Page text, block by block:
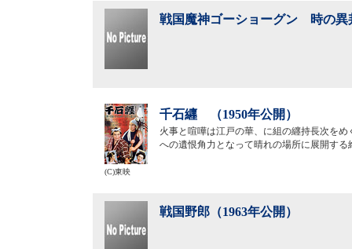
戦国魔神ゴーショーグン 時の異
千石纒 （1950年公開）
火事と喧嘩は江戸の華、に組の纒持長次を
への遺恨角力となって晴れの場所に展開する
(C)東映
戦国野郎（1963年公開）